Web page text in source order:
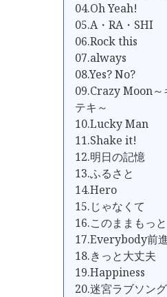
04.Oh Yeah!
05.A・RA・SHI
06.Rock this
07.always
08.Yes? No?
09.Crazy Moon～
テキ～
10.Lucky Man
11.Shake it!
12.明日の記憶
13.ふるさと
14.Hero
15.じゃなくて
16.このままもっと
17.Everybody前
18.きっと大丈夫
19.Happiness
20.迷宮ラブソング